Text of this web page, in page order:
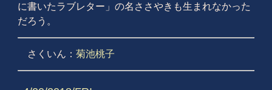
に書いたラブレター」の名ささやきも生まれなかった
だろう。
さくいん： 菊池桃子